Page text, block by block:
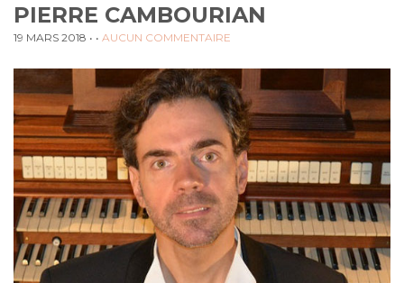
PIERRE CAMBOURIAN
19 MARS 2018 • • AUCUN COMMENTAIRE